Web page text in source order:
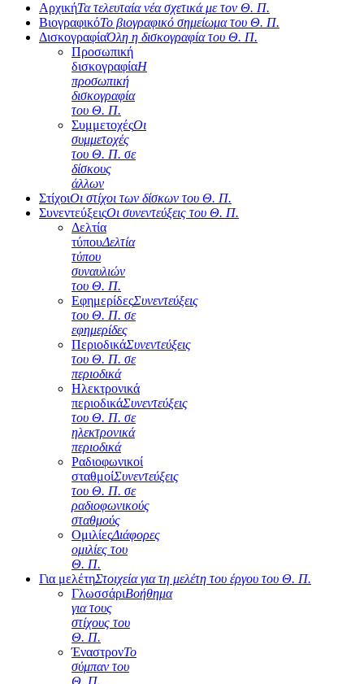
ΑρχικήΤα τελευταία νέα σχετικά με τον Θ. Π.
ΒιογραφικόΤο βιογραφικό σημείωμα του Θ. Π.
ΔισκογραφίαΌλη η δισκογραφία του Θ. Π.
Προσωπική
δισκογραφίαΗ
προσωπική
δισκογραφία
του Θ. Π.
ΣυμμετοχέςΟι
συμμετοχές
του Θ. Π. σε
δίσκους
άλλων
ΣτίχοιΟι στίχοι των δίσκων του Θ. Π.
ΣυνεντεύξειςΟι συνεντεύξεις του Θ. Π.
Δελτία
τύπουΔελτία
τύπου
συναυλιών
του Θ. Π.
ΕφημερίδεςΣυνεντεύξεις
του Θ. Π. σε
εφημερίδες
ΠεριοδικάΣυνεντεύξεις
του Θ. Π. σε
περιοδικά
Ηλεκτρονικά
περιοδικάΣυνεντεύξεις
του Θ. Π. σε
ηλεκτρονικά
περιοδικά
Ραδιοφωνικοί
σταθμοίΣυνεντεύξεις
του Θ. Π. σε
ραδιοφωνικούς
σταθμούς
ΟμιλίεςΔιάφορες
ομιλίες του
Θ. Π.
Για μελέτηΣτοιχεία για τη μελέτη του έργου του Θ. Π.
ΓλωσσάριΒοήθημα
για τους
στίχους του
Θ. Π.
ΈναστρονΤο
σύμπαν του